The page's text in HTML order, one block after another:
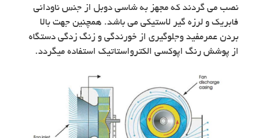
نصب می گردند که مجهز به شاسی دوبل از جنس ناودانی
فابریک و لرزه گیر لاستیکی می باشد. همچنین جهت بالا
بردن عمرمفید وجلوگیری از خورندگی و زنگ زدگی دستگاه
از پوشش رنگ اپوکسی الکترواستاتیک استفاده میگردد.